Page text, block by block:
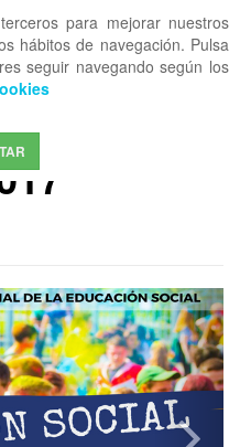
para mejorar nuestros
hábitos de navegación. Pulsa
seguir navegando según los
Next